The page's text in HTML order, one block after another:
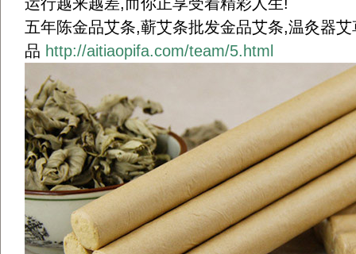
五年陈金品艾条,蕲艾条批发金品艾条,温灸器艾
品 http://aitiaopifa.com/team/5.html